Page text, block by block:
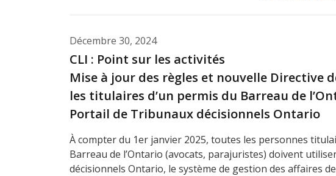
Décembre 30, 2024
CLI : Point sur les activités
Mise à jour des règles et nouvelle Directive
les titulaires d’un permis du Barreau de
Portail de Tribunaux décisionnels Ontario
À compter du 1er janvier 2025, toutes les personnes
Barreau de l’Ontario (avocats, parajuristes) doivent
décisionnels Ontario, le système de gestion des affaires